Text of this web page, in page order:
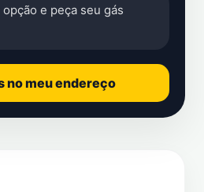
e peça seu gás
no meu endereço